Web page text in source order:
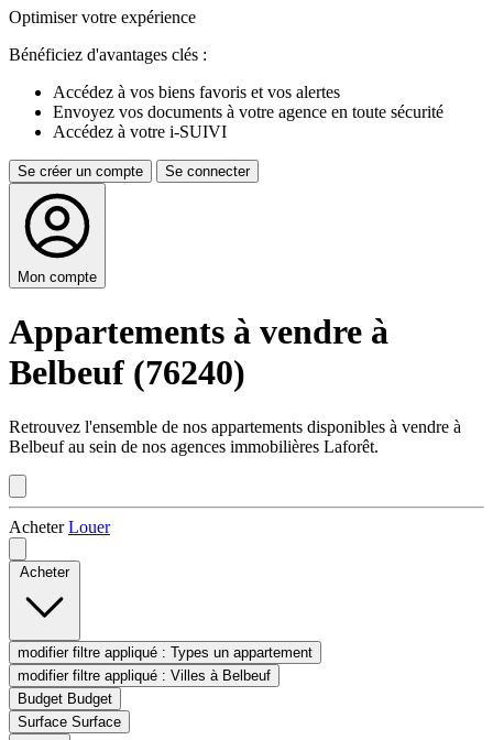
Optimiser votre expérience
Bénéficiez d'avantages clés :
Accédez à vos biens favoris et vos alertes
Envoyez vos documents à votre agence en toute sécurité
Accédez à votre i-SUIVI
Se créer un compte Se connecter
Mon compte
Appartements à vendre à
Belbeuf (76240)
Retrouvez l'ensemble de nos appartements disponibles à vendre à
Belbeuf au sein de nos agences immobilières Laforêt.
AcheterLouer
Acheter
modifier filtre appliqué : Types un appartement
modifier filtre appliqué : Villes à Belbeuf
Budget Budget
Surface Surface